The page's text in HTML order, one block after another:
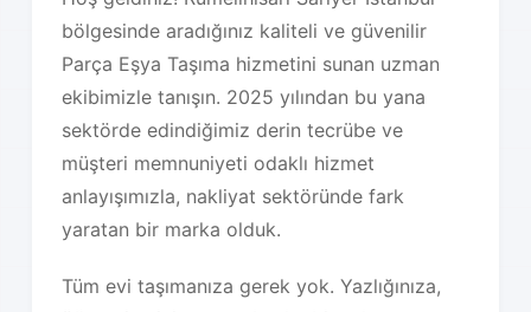
bölgesinde aradığınız kaliteli ve güvenilir
Parça Eşya Taşıma hizmetini sunan uzman
ekibimizle tanışın. 2025 yılından bu yana
sektörde edindiğimiz derin tecrübe ve
müşteri memnuniyeti odaklı hizmet
anlayışımızla, nakliyat sektöründe fark
yaratan bir marka olduk.
Tüm evi taşımanıza gerek yok. Yazlığınıza,